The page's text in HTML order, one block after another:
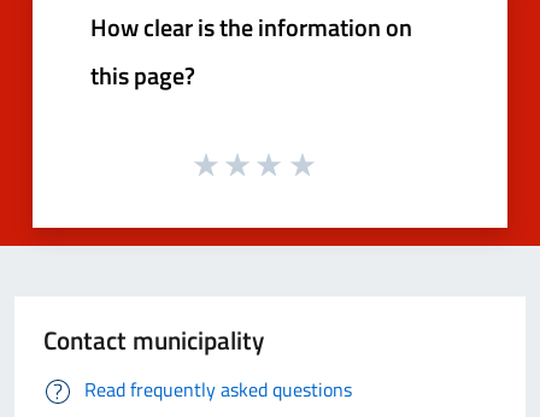
How clear is the information on
this page?
Contact municipality
Read frequently asked questions